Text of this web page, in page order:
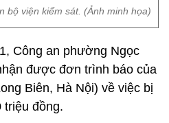
bộ viện kiểm sát. (Ảnh minh họa)
Công an phường Ngọc
được đơn trình báo của
Biên, Hà Nội) về việc bị
triệu đồng.